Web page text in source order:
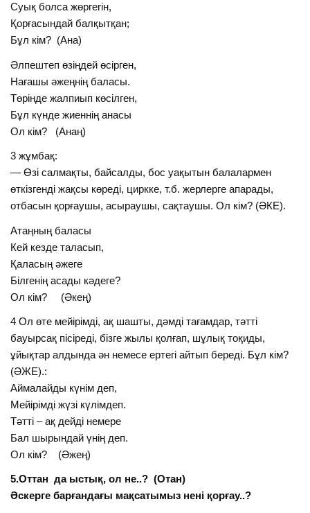
Суық болса жөргегін,
Қорғасындай балқытқан;
Бұл кім? (Ана)
Әлпештеп өзіңдей өсірген,
Нағашы әжеңнің баласы.
Төрінде жалпиып көсілген,
Бұл күнде жиеннің анасы
Ол кім? (Анаң)
3 жұмбақ:
— Өзі салмақты, байсалды, бос уақытын балалармен
өткізгенді жақсы көреді, циркке, т.б. жерлерге апарады,
отбасын қорғаушы, асыраушы, сақтаушы. Ол кім? (ӘКЕ).
Атаңның баласы
Кей кезде таласып,
Қаласың әжеге
Білгенің асады кәдеге?
Ол кім? (Әкең)
4 Ол өте мейірімді, ақ шашты, дәмді тағамдар, тәтті
бауырсақ пісіреді, бізге жылы қолғап, шұлық тоқиды,
ұйықтар алдында ән немесе ертегі айтып береді. Бұл кім?
(ӘЖЕ).:
Аймалайды күнім деп,
Мейірімді жүзі күлімдеп.
Тәтті – ақ дейді немере
Бал шырындай үнің деп.
Ол кім? (Әжең)
5.Оттан да ыстық, ол не..? (Отан)
Әскерге барғандағы мақсатымыз нені қорғау..?